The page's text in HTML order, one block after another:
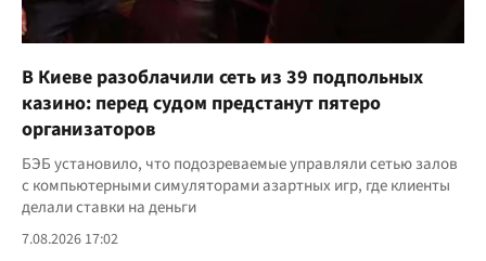
В Киеве разоблачили сеть из 39 подпольных
казино: перед судом предстанут пятеро
организаторов
БЭБ установило, что подозреваемые управляли сетью залов
с компьютерными симуляторами азартных игр, где клиенты
делали ставки на деньги
7.08.2026 17:02